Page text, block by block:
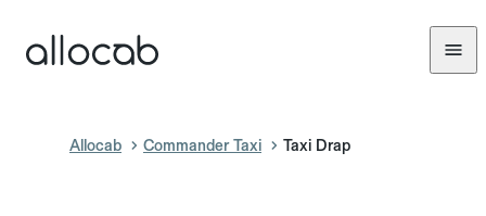
Allocab Commander Taxi Taxi Drap